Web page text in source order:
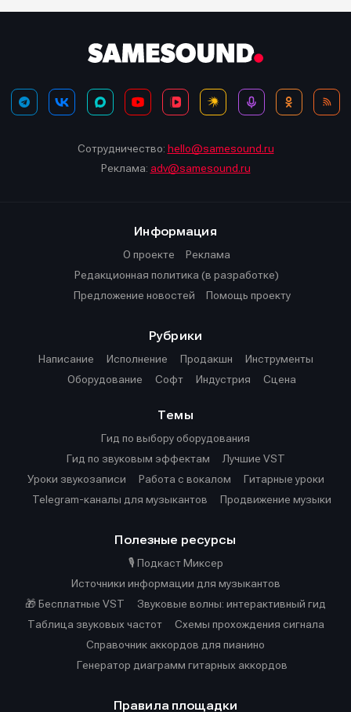
Сотрудничество: hello@samesound.ru
Реклама: adv@samesound.ru
Информация
О проекте
Реклама
Редакционная политика (в разработке)
Предложение новостей
Помощь проекту
Рубрики
Написание
Исполнение Продакшн
Инструменты
Оборудование
Софт Индустрия Сцена
Темы
Гид по выбору оборудования
Гид по звуковым эффектам
Лучшие VST
Уроки звукозаписи
Работа с вокалом
Гитарные уроки
Telegram-каналы для музыкантов
Продвижение музыки
Полезные ресурсы
🎙️ Подкаст Миксер
Источники информации для музыкантов
🎁 Бесплатные VST
Звуковые волны: интерактивный гид
Таблица звуковых частот
Cхемы прохождения сигнала
Справочник аккордов для пианино
Генератор диаграмм гитарных аккордов
Правила площадки